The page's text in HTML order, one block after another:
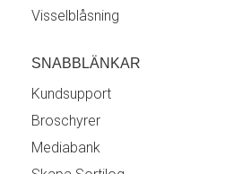
Visselblåsning
SNABBLÄNKAR
Kundsupport
Broschyrer
Mediabank